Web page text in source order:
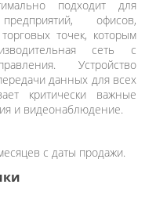
подходит для
офисов,
точек, которым
сеть с
Устройство
данных для всех
критически важные
и видеонаблюдение.
с даты продажи.